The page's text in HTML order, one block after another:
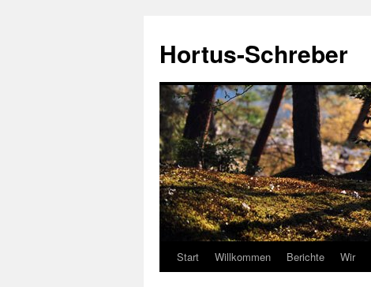
Hortus-Schreber
ZumStart Willkommen Berichte Wir